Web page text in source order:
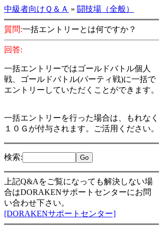
中級者向けＱ＆Ａ » 闘技場（全般）
質問:一括エントリーとは何ですか？
回答:
一括エントリーではゴールドバトル個人
戦、ゴールドバトル(パーティ戦)に一括で
エントリーしていただくことができます。
一括エントリーを行った場合は、もれなく
１０Ｇが付与されます。ご活用ください。
検索:
上記Q&Aをご覧になっても解決しない場
合はDORAKENサポートセンターにお問
い合わせ下さい。
[DORAKENサポートセンター]